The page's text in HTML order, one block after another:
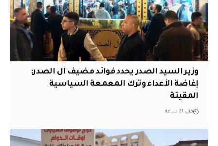
وزير السيد الصدر يحدد فوائد مضيف آل الصدر:
إغاضة الأعداء وترك المعمعة السياسية
المقيتة
قبل 21 ساعة